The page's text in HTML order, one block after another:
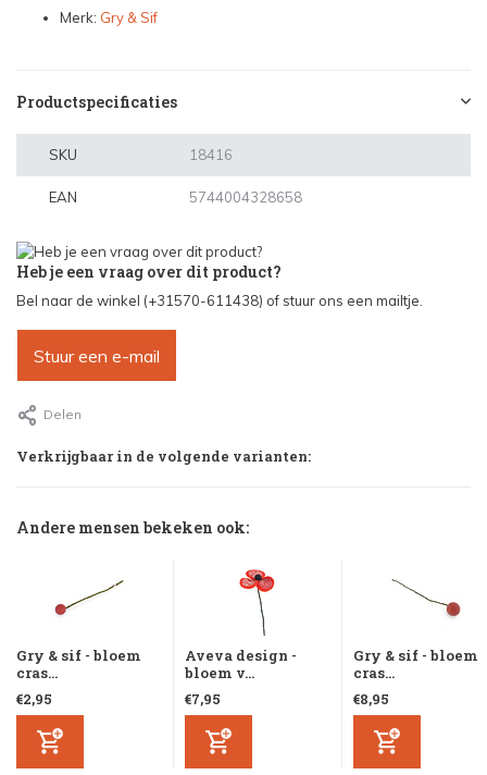
Merk: Gry & Sif
Productspecificaties
SKU 18416
EAN 5744004328658
Heb je een vraag over dit product?
Bel naar de winkel (+31570-611438) of stuur ons een mailtje.
Stuur een e-mail
Delen
Verkrijgbaar in de volgende varianten:
Andere mensen bekeken ook:
Gry & sif - bloem
cras...
€2,95
Aveva design -
bloem v...
€7,95
Gry & sif - bloem
cras...
€8,95